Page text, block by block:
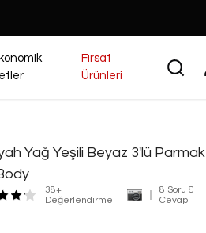
Fırsat
Ürünleri
Yağ Yeşili Beyaz 3'lü Parmak
38+
Değerlendirme
8 Soru &
Cevap